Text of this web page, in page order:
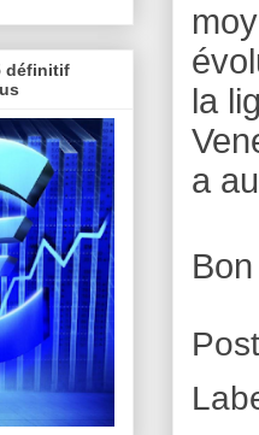
la
a
définitif